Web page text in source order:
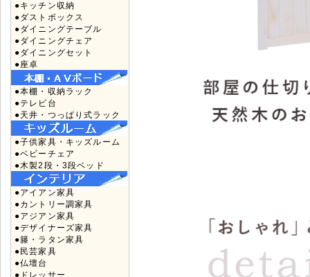
●キッチン収納
●ダストボックス
●ダイニングテーブル
●ダイニングチェア
●ダイニングセット
●座卓
●本棚・収納ラック
●テレビ台
●天井・つっぱり式ラック
●子供家具・キッズルーム
●ベビーチェア
●木製2段・3段ベッド
●アイアン家具
●カントリー調家具
●アジアン家具
●デザイナーズ家具
●籐・ラタン家具
●民芸家具
●仏壇台
●ドレッサー